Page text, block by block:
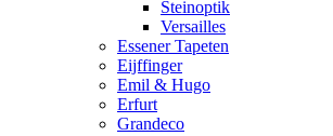
Steinoptik
Versailles
Essener Tapeten
Eijffinger
Emil & Hugo
Erfurt
Grandeco